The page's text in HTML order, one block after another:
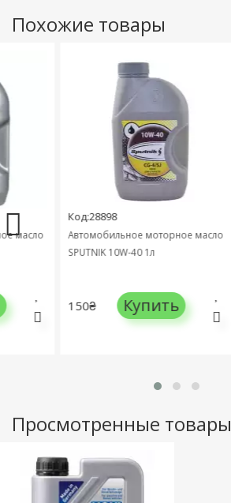
Похожие товары
Код:28898
Автомобильное моторное масло
SPUTNIK 10W-40 1л
150₴ Купить
Просмотренные товары